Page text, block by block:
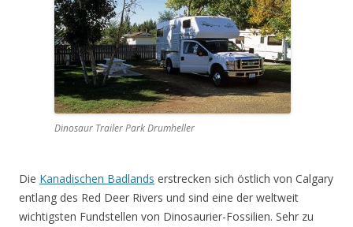
Dinosaur Trailer Park Drumheller
Die Kanadischen Badlands erstrecken sich östlich von Calgary
entlang des Red Deer Rivers und sind eine der weltweit
wichtigsten Fundstellen von Dinosaurier-Fossilien. Sehr zu